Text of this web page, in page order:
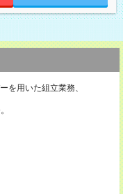
を用いた組立業務、